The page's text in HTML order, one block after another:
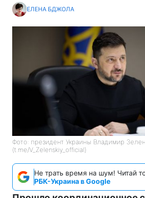
ЕЛЕНА БДЖОЛА
Фото: президент Украины Владимир
(t.me/V_Zelenskiy_official)
Не трать время на шум! Читай
РБК-Украина в Google